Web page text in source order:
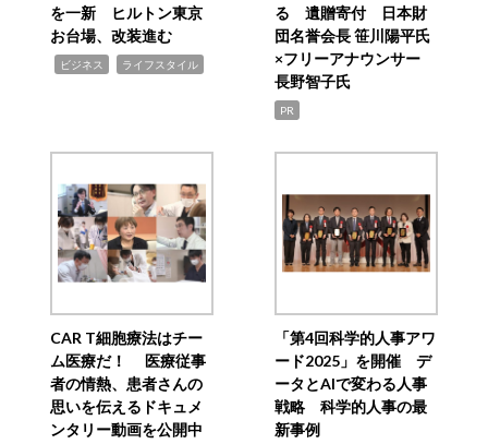
を一新 ヒルトン東京
お台場、改装進む
ビジネス ライフスタイル
る 遺贈寄付 日本財
団名誉会長 笹川陽平氏
×フリーアナウンサー
長野智子氏
PR
CAR T細胞療法はチー
ム医療だ！ 医療従事
者の情熱、患者さんの
思いを伝えるドキュメ
ンタリー動画を公開中
「第4回科学的人事アワ
ード2025」を開催 デ
ータとAIで変わる人事
戦略 科学的人事の最
新事例